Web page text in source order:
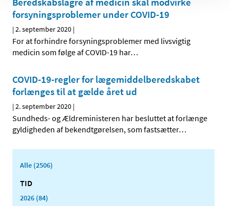
forsyningsproblemer under COVID-19
|2. september 2020 |
For at forhindre forsyningsproblemer med livsvigtig
medicin som følge af COVID-19 har…
COVID-19-regler for lægemiddelberedskabet
forlænges til at gælde året ud
|2. september 2020 |
Sundheds- og Ældreministeren har besluttet at forlænge
gyldigheden af bekendtgørelsen, som fastsætter…
Alle (2506)
TID
2026 (84)